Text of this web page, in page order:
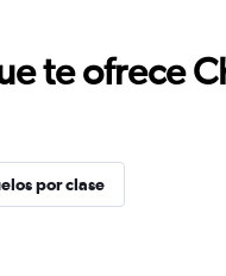
te ofrece
por clase